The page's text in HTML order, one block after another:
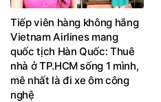
Tiếp viên hàng không hãng
Vietnam Airlines mang
quốc tịch Hàn Quốc: Thuê
nhà ở TP.HCM sống 1 mình,
mê nhất là đi xe ôm công
nghệ